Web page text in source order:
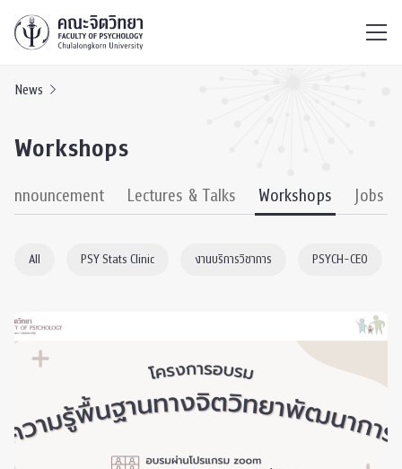
News
Workshops
Lectures & Talks Workshops Jobs
All PSY Stats Clinic งานบริการวิชาการ PSYCH-CEO